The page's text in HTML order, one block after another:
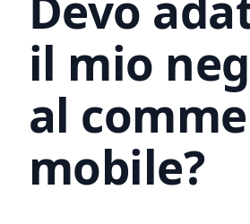
il mio
al
mobile?